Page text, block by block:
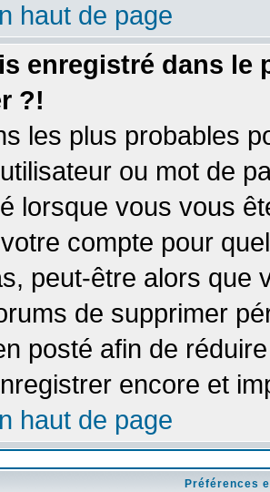
haut de page
enregistré dans le
?!
les plus probables
ou mot de
lorsque vous vous
compte pour
peut-être alors que
de supprimer
posté afin de
encore et
haut de page
Préférences